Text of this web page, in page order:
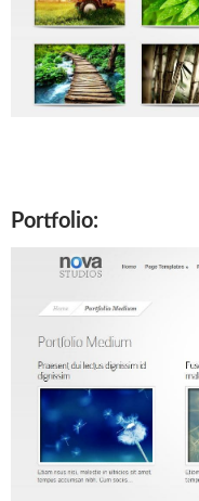
Portfolio: